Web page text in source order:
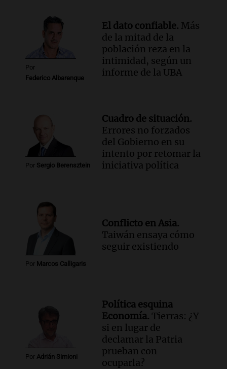
Por
Federico Albarenque
El dato confiable. Más
de la mitad de la
población reza en la
intimidad, según un
informe de la UBA
Por Sergio Berensztein
Cuadro de situación.
Errores no forzados
del Gobierno en su
intento por retomar la
iniciativa política
Por Marcos Calligaris
Conflicto en Asia.
Taiwán ensaya cómo
seguir existiendo
Por Adrián Simioni
Política esquina
Economía. Tierras: ¿Y
si en lugar de
declamar la Patria
prueban con
ocuparla?